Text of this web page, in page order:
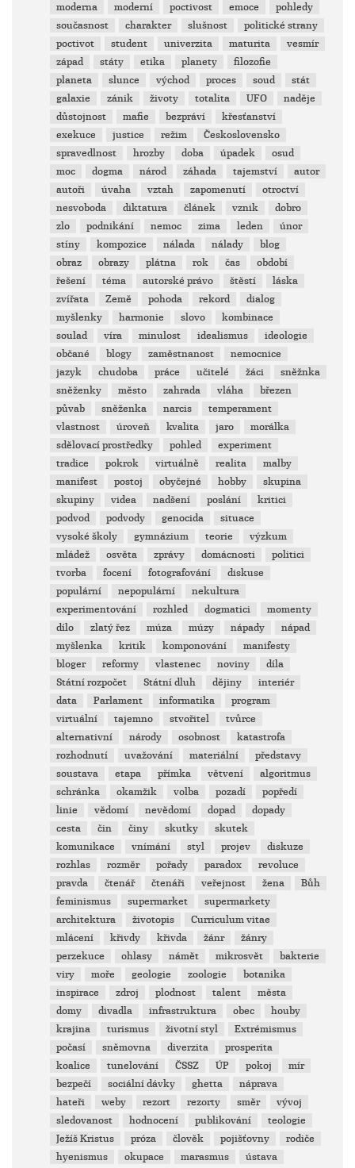
moderna moderní poctivost emoce
pohledy
současnost
charakter slušnost
politické strany
poctivot
student univerzita maturita
vesmír
západ
státy etika planety
filozofie
planeta
slunce východ proces soud
stát
galaxie
zánik životy totalita UFO
naděje
důstojnost
mafie bezpráví
křesťanství
exekuce
justice režim
Československo
spravedlnost
hrozby doba úpadek
osud
moc
dogma národ záhada tajemství
autor
autoři
úvaha vztah zapomenutí
otroctví
nesvoboda
diktatura článek vznik
dobro
zlo
podnikání nemoc zima leden
únor
stíny
kompozice nálada nálady
blog
obraz
obrazy plátna rok čas
období
řešení
téma autorské právo štěstí
láska
zvířata
Země pohoda rekord
dialog
myšlenky
harmonie slovo
kombinace
soulad
víra minulost idealismus
ideologie
občané
blogy zaměstnanost
nemocnice
jazyk
chudoba práce učitelé žáci
sněžnka
sněženky
město zahrada vláha
březen
půvab
sněženka narcis
temperament
vlastnost
úroveň kvalita jaro
morálka
sdělovací prostředky
pohled
experiment
tradice
pokrok virtuálně realita
malby
manifest
postoj obyčejné hobby
skupina
skupiny
videa nadšení poslání
kritici
podvod
podvody genocida
situace
vysoké školy
gymnázium teorie
výzkum
mládež
osvěta zprávy domácnosti
politici
tvorba
focení fotografování
diskuse
populární
nepopulární
nekultura
experimentování
rozhled dogmatici
momenty
dílo
zlatý řez múza múzy nápady
nápad
myšlenka
kritik komponování
manifesty
bloger
reformy vlastenec noviny
díla
Státní rozpočet
Státní dluh dějiny
interiér
data
Parlament informatika
program
virtuální
tajemno stvořitel
tvůrce
alternativní
národy osobnost
katastrofa
rozhodnutí
uvažování materiální
představy
soustava
etapa přímka větvení
algoritmus
schránka
okamžik volba pozadí
popředí
linie
vědomí nevědomí dopad
dopady
cesta
čin činy skutky
skutek
komunikace
vnímání styl projev
diskuze
rozhlas
rozměr pořady paradox
revoluce
pravda
čtenář čtenáři veřejnost žena
Bůh
feminismus
supermarket
supermarkety
architektura
životopis
Curriculum vitae
mlácení
křivdy křivda žánr
žánry
perzekuce
ohlasy námět mikrosvět
bakterie
viry
moře geologie zoologie
botanika
inspirace
zdroj plodnost talent
města
domy
divadla infrastruktura obec
houby
krajina
turismus životní styl
Extrémismus
počasí
sněmovna diverzita
prosperita
koalice
tunelování ČSSZ ÚP pokoj
mír
bezpečí
sociální dávky ghetta
náprava
hateři
weby rezort rezorty směr
vývoj
sledovanost
hodnocení publikování
teologie
Ježíš Kristus
próza člověk pojišťovny
rodiče
hyenismus
okupace marasmus
ústava